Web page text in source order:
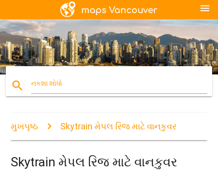
menu
search નકશા શોધો
મુખપૃષ્ઠ Skytrain મેપલ રિજ માટે વાનકુવર
Skytrain મેપલ રિજ માટે વાનકુવર